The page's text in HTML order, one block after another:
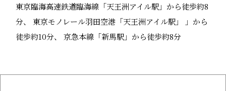
東京臨海高速鉄道臨海線「天王洲アイル駅」から徒歩約8
分、 東京モノレール羽田空港「天王洲アイル駅」 」から
徒歩約10分、 京急本線「新馬駅」から徒歩約8分